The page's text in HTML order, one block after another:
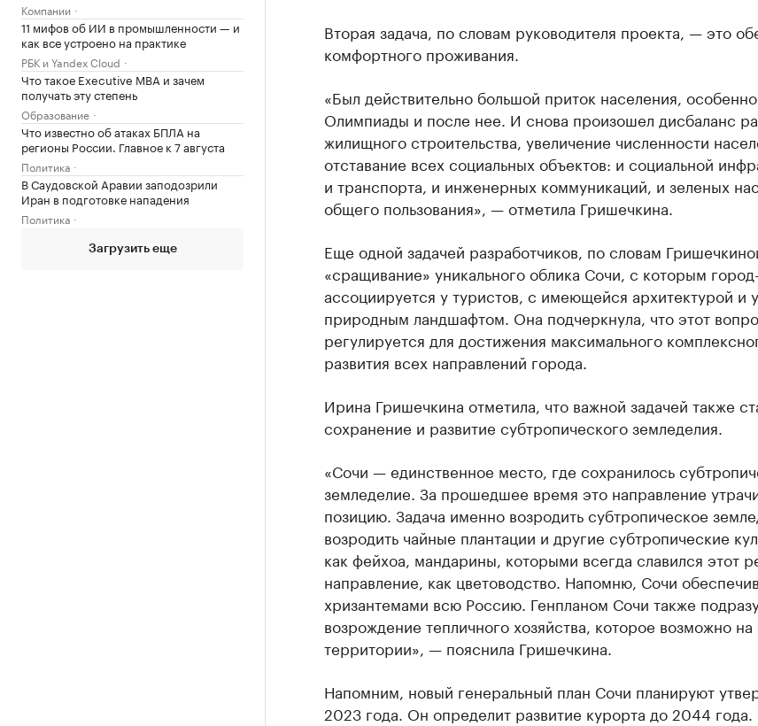
Компании
11 мифов об ИИ в промышленности — и
как все устроено на практике
РБК и Yandex Cloud
Что такое Executive MBA и зачем
получать эту степень
Образование
Что известно об атаках БПЛА на
регионы России. Главное к 7 августа
Политика
В Саудовской Аравии заподозрили
Иран в подготовке нападения
Политика
Загрузить еще
Вторая задача, по словам руководителя проекта, — это
комфортного проживания.
«Был действительно большой приток населения,
Олимпиады и после нее. И снова произошел дисбаланс
жилищного строительства, увеличение численности
отставание всех социальных объектов: и социальной
и транспорта, и инженерных коммуникаций, и зеленых
общего пользования», — отметила Гришечкина.
Еще одной задачей разработчиков, по словам
«сращивание» уникального облика Сочи, с которым
ассоциируется у туристов, с имеющейся архитектурой и
природным ландшафтом. Она подчеркнула, что этот
регулируется для достижения максимального
развития всех направлений города.
Ирина Гришечкина отметила, что важной задачей также
сохранение и развитие субтропического земледелия.
«Сочи — единственное место, где сохранилось
земледелие. За прошедшее время это направление
позицию. Задача именно возродить субтропическое
возродить чайные плантации и другие субтропические
как фейхоа, мандарины, которыми всегда славился этот
направление, как цветоводство. Напомню, Сочи
хризантемами всю Россию. Генпланом Сочи также
возрождение тепличного хозяйства, которое возможно на
территории», — пояснила Гришечкина.
Напомним, новый генеральный план Сочи планируют
2023 года. Он определит развитие курорта до 2044 года.